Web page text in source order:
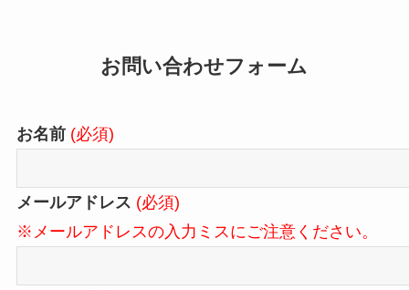
お問い合わせフォーム
お名前 (必須)
メールアドレス (必須)
※メールアドレスの入力ミスにご注意ください。